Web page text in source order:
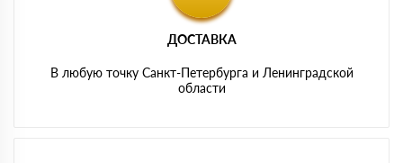
ДОСТАВКА
В любую точку Санкт-Петербурга и Ленинградской
области